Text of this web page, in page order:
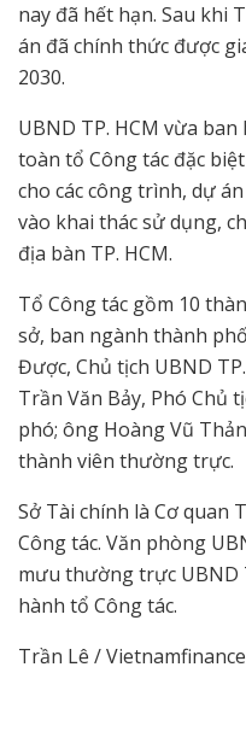
nay đã hết hạn. Sau khi
án đã chính thức được
2030.
UBND TP. HCM vừa
toàn tổ Công tác đặc
cho các công trình, dự
vào khai thác sử dụng,
địa bàn TP. HCM.
Tổ Công tác gồm 10
sở, ban ngành thành
Được, Chủ tịch UBND
Trần Văn Bảy, Phó Chủ
phó; ông Hoàng Vũ
thành viên thường trực.
Sở Tài chính là Cơ quan
Công tác. Văn phòng
mưu thường trực UBND
hành tổ Công tác.
Trần Lê /